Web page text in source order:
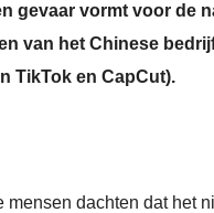
gevaar vormt voor de
van het Chinese
TikTok en CapCut).
dachten dat het